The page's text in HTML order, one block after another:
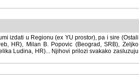
izdati u Regionu (ex YU prostor), pa i sire (Ostali
Milan B. Popovic (Beograd, SRB), Zeljko Milovic
HR)... Njihovi prilozi svakako zasluzuju da se